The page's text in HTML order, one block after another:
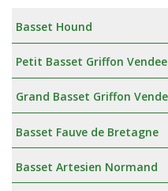
Basset Hound
Petit Basset Griffon
Grand Basset Griffon
Basset Fauve de Bretagne
Basset Artesien Normand